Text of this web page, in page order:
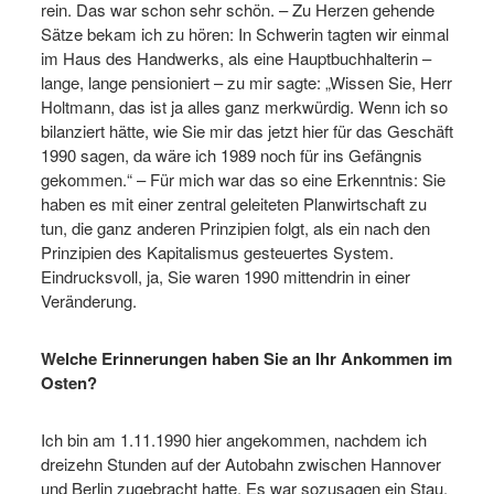
rein. Das war schon sehr schön. – Zu Herzen gehende
Sätze bekam ich zu hören: In Schwerin tagten wir einmal
im Haus des Handwerks, als eine Hauptbuchhalterin –
lange, lange pensioniert – zu mir sagte: „Wissen Sie, Herr
Holtmann, das ist ja alles ganz merkwürdig. Wenn ich so
bilanziert hätte, wie Sie mir das jetzt hier für das Geschäft
1990 sagen, da wäre ich 1989 noch für ins Gefängnis
gekommen.“ – Für mich war das so eine Erkenntnis: Sie
haben es mit einer zentral geleiteten Planwirtschaft zu
tun, die ganz anderen Prinzipien folgt, als ein nach den
Prinzipien des Kapitalismus gesteuertes System.
Eindrucksvoll, ja, Sie waren 1990 mittendrin in einer
Veränderung.
Welche Erinnerungen haben Sie an Ihr Ankommen im
Osten?
Ich bin am 1.11.1990 hier angekommen, nachdem ich
dreizehn Stunden auf der Autobahn zwischen Hannover
und Berlin zugebracht hatte. Es war sozusagen ein Stau,